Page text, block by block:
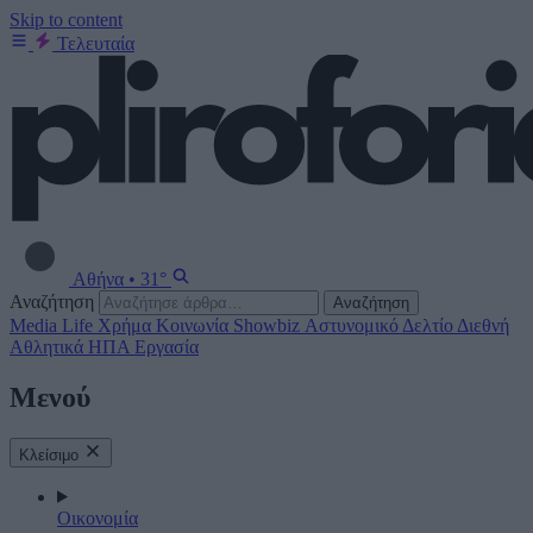
Skip to content
Τελευταία
Αθήνα • 31°
Αναζήτηση
Αναζήτηση
Media Life Χρήμα Κοινωνία Showbiz Αστυνομικό Δελτίο Διεθνή
Αθλητικά ΗΠΑ Εργασία
Μενού
Κλείσιμο
Οικονομία